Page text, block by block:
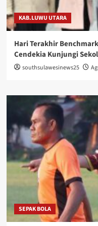
KAB.LUWU UTARA
Hari Terakhir
Cendekia Kunjungi
southsulawesinews25
SEPAK BOLA